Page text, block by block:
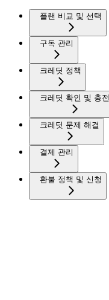
플랜 비교 및 선택
구독 관리
크레딧 정책
크레딧 확인 및 충전
크레딧 문제 해결
결제 관리
환불 정책 및 신청